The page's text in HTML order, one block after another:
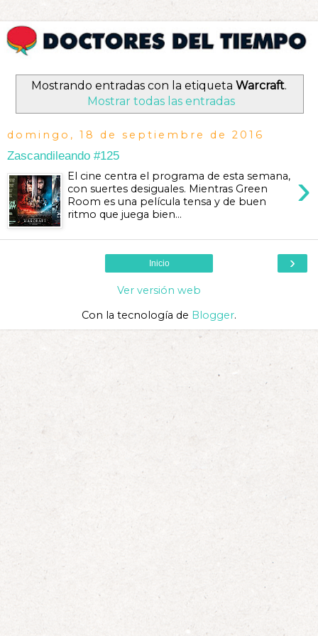
Mostrando entradas con la etiqueta Warcraft.
Mostrar todas las entradas
domingo, 18 de septiembre de 2016
Zascandileando #125
›
El cine centra el programa de esta semana,
con suertes desiguales. Mientras Green
Room es una película tensa y de buen
ritmo que juega bien...
›
Inicio
Ver versión web
Con la tecnología de Blogger.